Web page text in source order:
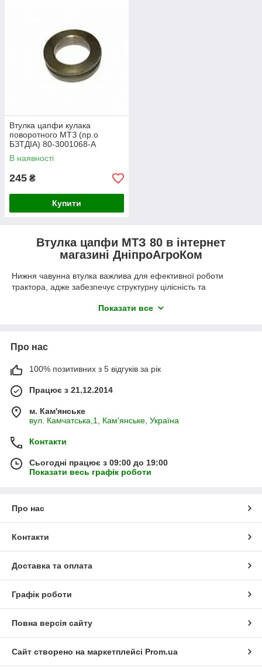
Втулка цапфи кулака
поворотного МТЗ (пр.о
БЗТДІА) 80-3001068-А
В наявності
245 ₴
Купити
Втулка цапфи МТЗ 80 в інтернет
магазині ДніпроАгроКом
Нижня чавунна втулка важлива для ефективної роботи
трактора, адже забезпечує структурну цілісність та
втулках, дозволяючи переднім колесам сільгосптехніки
ширину між колесами. Рульова тяга та поворотний важіль
сільськогосподарської техніки МТЗ-80, забезпечуючи
Купити втулки цапфи МТЗ 80 в Україні
В наявності вироби оригінального білоруського виробництва,
аналоги. Усі товари пройшли заводський контроль якості та
повністю відповідають ДСТУ.
Щоб комплектуючі служили довго та надійно, важливо уважно
стежити за їхнім станом та проводити регулярну заміну за
потребу купівлі нової деталі в каталозі компанії
ДніпроАгроКом.
Показати все
Про нас
100% позитивних з 5 відгуків за рік
Працює з 21.12.2014
м. Кам'янське
вул. Камчатська,1, Кам'янське, Україна
Контакти
Сьогодні працює з 09:00 до 19:00
Показати весь графік роботи
Про нас
Контакти
Доставка та оплата
Графік роботи
Повна версія сайту
Сайт створено на маркетплейсі Prom.ua